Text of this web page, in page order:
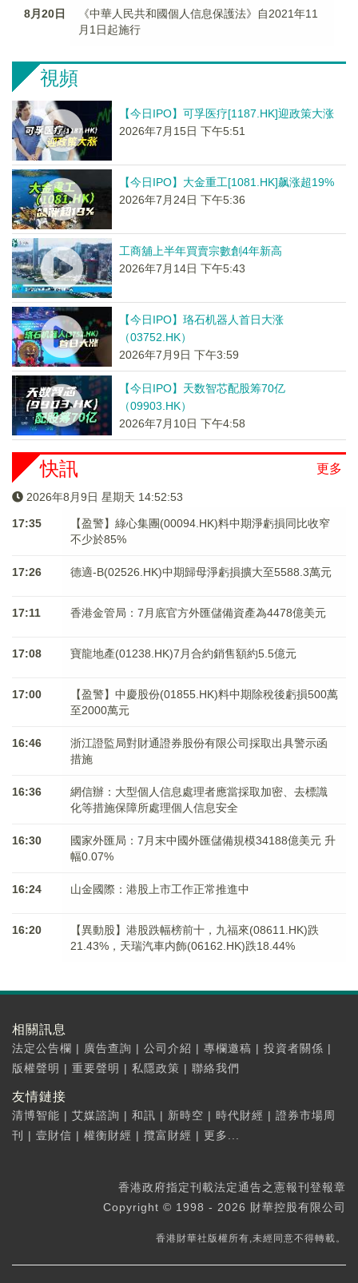
8月20日
《中華人民共和國個人信息保護法》自2021年11
月1日起施行
視頻
【今日IPO】可孚医疗[1187.HK]迎政策大涨
2026年7月15日 下午5:51
【今日IPO】大金重工[1081.HK]飙涨超19%
2026年7月24日 下午5:36
工商舖上半年買賣宗數創4年新高
2026年7月14日 下午5:43
【今日IPO】珞石机器人首日大涨
（03752.HK）
2026年7月9日 下午3:59
【今日IPO】天数智芯配股筹70亿
（09903.HK）
2026年7月10日 下午4:58
更多
快訊
2026年8月9日 星期天 14:52:53
17:35
【盈警】綠心集團(00094.HK)料中期淨虧損同比收窄
不少於85%
17:26 德適-B(02526.HK)中期歸母淨虧損擴大至5588.3萬元
17:11 香港金管局：7月底官方外匯儲備資產為4478億美元
17:08 寶龍地產(01238.HK)7月合約銷售額約5.5億元
17:00
【盈警】中慶股份(01855.HK)料中期除稅後虧損500萬
至2000萬元
16:46
浙江證監局對財通證券股份有限公司採取出具警示函
措施
16:36
網信辦：大型個人信息處理者應當採取加密、去標識
化等措施保障所處理個人信息安全
16:30
國家外匯局：7月末中國外匯儲備規模34188億美元 升
幅0.07%
16:24 山金國際：港股上市工作正常推進中
16:20
【異動股】港股跌幅榜前十，九福來(08611.HK)跌
21.43%，天瑞汽車内飾(06162.HK)跌18.44%
相關訊息
法定公告欄 | 廣告查詢 | 公司介紹 | 專欄邀稿 | 投資者關係 |
版權聲明 | 重要聲明 | 私隱政策 | 聯絡我們
友情鏈接
清博智能 | 艾媒諮詢 | 和訊 | 新時空 | 時代財經 | 證券市場周
刊
| 壹財信 | 權衡財經 | 攬富財經 | 更多...
香港政府指定刊載法定通告之憲報刊登報章
Copyright © 1998 - 2026 財華控股有限公司
香港財華社版權所有,未經同意不得轉載。